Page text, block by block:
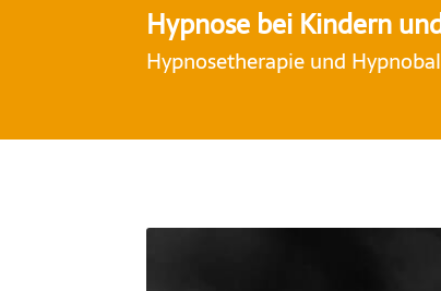
Hypnose bei Kindern
Hypnosetherapie und